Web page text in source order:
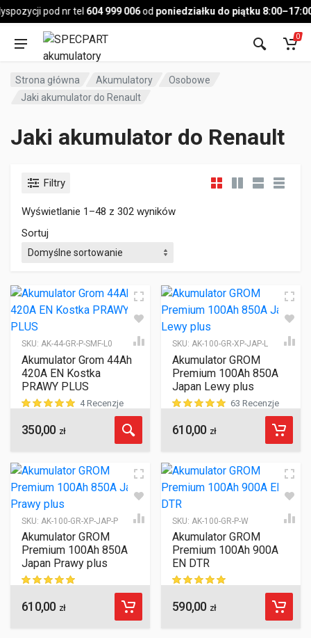
pod nr tel604 999 006odponiedziałku do piątku 8:00–17:00,
Pojazd
0
Strona główna Akumulatory
Osobowe
Jaki akumulator do Renault
Jaki akumulator do Renault
Filtry
Wyświetlanie 1–48 z 302 wyników
Sortuj
SKU: AK-44-GR-P-SMF-L0
Akumulator Grom 44Ah
420A EN Kostka
PRAWY PLUS
ocen klientów
4 Recenzje
350,00 zł
SKU: AK-100-GR-XP-JAP-L
Akumulator GROM
Premium 100Ah 850A
Japan Lewy plus
ocen klientów
63 Recenzje
610,00 zł
SKU: AK-100-GR-XP-JAP-P
Akumulator GROM
Premium 100Ah 850A
Japan Prawy plus
ocen klientów
610,00 zł
SKU: AK-100-GR-P-W
Akumulator GROM
Premium 100Ah 900A
EN DTR
ocen klientów
590,00 zł